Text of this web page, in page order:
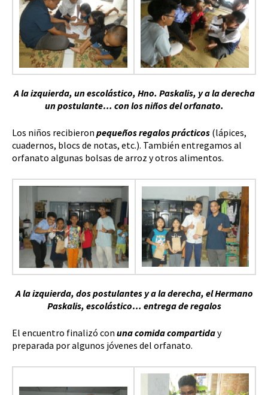
A la izquierda, un escolástico, Hno. Paskalis, y a la derecha
un postulante… con los niños del orfanato.
Los niños recibieron pequeños regalos prácticos (lápices,
cuadernos, blocs de notas, etc.). También entregamos al
orfanato algunas bolsas de arroz y otros alimentos.
A la izquierda, dos postulantes y a la derecha, el Hermano
Paskalis, escolástico… entrega de regalos
El encuentro finalizó con una comida compartiday
preparada por algunos jóvenes del orfanato.